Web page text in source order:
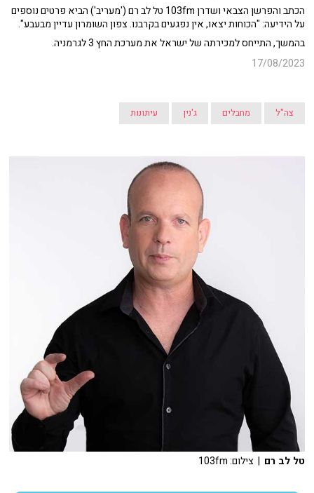
הכתב והפרשן הצבאי ושדרן 103fm טל לב רם ('מעריב') הביא פרטים נוספים
על הידיעה: "הכוחות יצאו, אין נפגעים בקרבנו. צפון השומרון עדיין מבעבע".
בהמשך, התייחס למכירתה של ישראל את מערכת החץ 3 לגרמניה.
17/08/2023
צה"ל מחבלים ג'נין עיתונות
טל לב רם | צילום: 103fm